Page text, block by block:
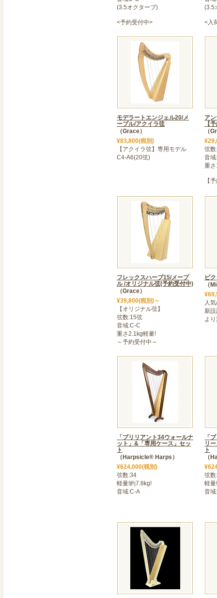
https://atsugi-harp.com/
2024年11月22日
>＜ フレックス15【先行
入荷をお待たせしており
入荷を予定しております
色】にホワイトがでます
検討ください♪
2024年10月01日
＜ 新規ハープ講座開講の
・三重県桑名市/四日市
・山梨県甲府市
・神奈川県大和市
こちらは個人のハープ教
詳しくは提携教室ページ
>＜ お盆期間中も営業し
グレースハープ厚木店(
ります。
8月10日～8月15日まで営
体験レッスン、ハープ試
約は先着となっており時
もございますので予めご
リーダイヤルにてお願い
店舗に関しましては各店
2024年07月03日
＜ 2024summer<36弦/新
人気のカトレアシリーズ
高品質で低価格を実現し
ぜひこの機会にお試しく
2024年06月16日
＜ フレックスハープ15弦
人気の15弦レバー付きハ
ライトブラウンとダーク
重さ、約1.9kgで持ち運び
2023年05月10日
＜ フレックスハープシリ
★ご予約のお客様へ。お
レックスハープはご予約
着まで今しばらくお待ち
降にご注文のお客様への
2024年05月10日
＜ 乙女ハープアンティ
2024年05月10日
＜ 沙羅ハープアンティ
2024年05月10日
＜ プレストハープ26入荷
(3.5オクターブ)
<予約受付中>
(3.5
<入
モデラートエンジェル20/メ
ープル/アクイラ弦
（Grace）
¥83,800(税別)
【アクイラ弦】専用モデル
C4-A6(20弦)
ア
【
（
弦
音
重
【
フレックスハープ15/メープ
ル /オリジナル弦(予約受付中)
（Grace）
¥39,800(税別)～
【オリジナル弦】
弦数:15弦
音域:C-C
重さ2.1kg軽量!
～予約受付中～
ピ
（
人
新
よ
「ブリリアント34ウォールナ
ット」&「専用ケース」セッ
ト
（Harpsicle® Harps）
¥624,000(税別)
弦数:34
軽量!約7.8kg!
音域:C-A
「
リ
ト
（
弦
軽
音